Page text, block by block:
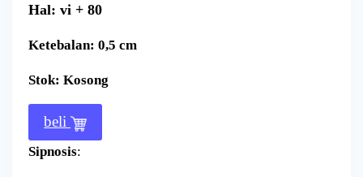
Hal: vi + 80
Ketebalan: 0,5 cm
Stok: Kosong
beli
Sipnosis: